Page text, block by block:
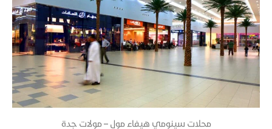
محلات سينومي هيفاء مول – مولات جدة